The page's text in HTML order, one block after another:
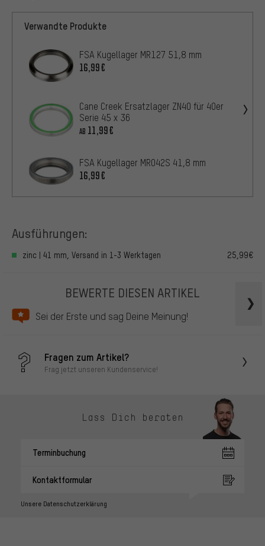
Verwandte Produkte
FSA Kugellager MR127 51,8 mm
16,99€
Cane Creek Ersatzlager ZN40 für 40er
Serie 45 x 36
AB 11,99€
FSA Kugellager MR042S 41,8 mm
16,99€
Ausführungen:
zinc | 41 mm, Versand in 1-3 Werktagen 25,99€
BEWERTE DIESEN ARTIKEL
Sei der Erste und sag Deine Meinung!
Fragen zum Artikel?
Frag jetzt unseren Kundenservice!
Lass Dich beraten
Terminbuchung
Kontaktformular
Unsere Datenschutzerklärung